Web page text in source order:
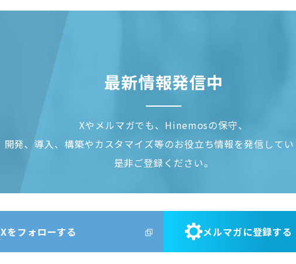
最新情報発信中
Xやメルマガでも、Hinemosの保守、
開発、導入、構築やカスタマイズ等のお役立ち情報を発信して
是非ご登録ください。
Xをフォローする メルマガに登録する